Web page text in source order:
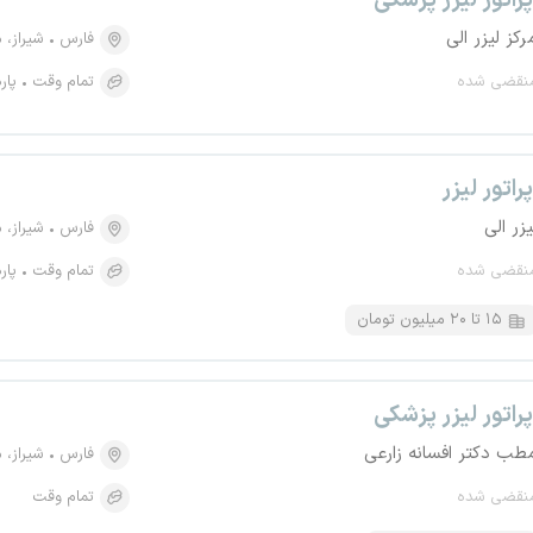
لیزر الی
شده
فارس
شیراز،
تمام وقت
لیزر
الی
شده
فارس
شیراز،
تمام وقت
۱۵ تا ۲۰ میلیون تومان
لیزر پزشکی
دکتر افسانه زارعی
شده
فارس
شیراز،
تمام وقت